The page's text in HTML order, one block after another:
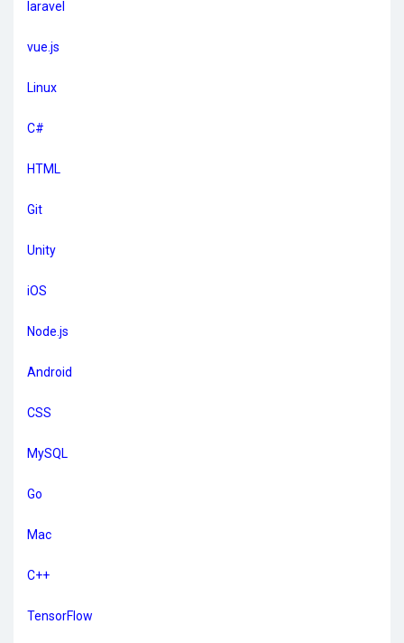
laravel
vue.js
Linux
C#
HTML
Git
Unity
iOS
Node.js
Android
CSS
MySQL
Go
Mac
C++
TensorFlow